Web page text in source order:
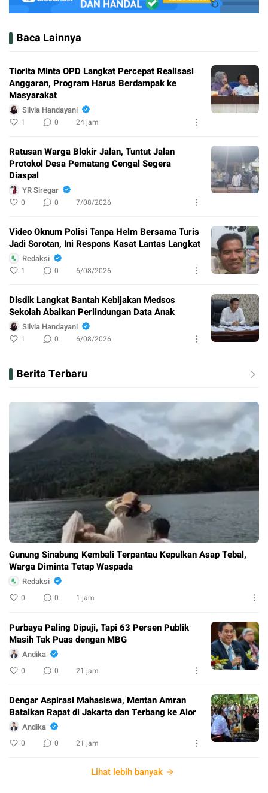
Baca Lainnya
Tiorita Minta OPD Langkat Percepat Realisasi
Anggaran, Program Harus Berdampak ke
Masyarakat
Silvia Handayani
1 0 24 jam
Ratusan Warga Blokir Jalan, Tuntut Jalan
Protokol Desa Pematang Cengal Segera
Diaspal
YR Siregar
0 0 7/08/2026
Video Oknum Polisi Tanpa Helm Bersama Turis
Jadi Sorotan, Ini Respons Kasat Lantas Langkat
Redaksi
1 0 6/08/2026
Disdik Langkat Bantah Kebijakan Medsos
Sekolah Abaikan Perlindungan Data Anak
Silvia Handayani
1 0 6/08/2026
Berita Terbaru
Gunung Sinabung Kembali Terpantau Kepulkan Asap Tebal,
Warga Diminta Tetap Waspada
Redaksi
0 0 1 jam
Purbaya Paling Dipuji, Tapi 63 Persen Publik
Masih Tak Puas dengan MBG
Andika
0 0 21 jam
Dengar Aspirasi Mahasiswa, Mentan Amran
Batalkan Rapat di Jakarta dan Terbang ke Alor
Andika
0 0 21 jam
Lihat lebih banyak